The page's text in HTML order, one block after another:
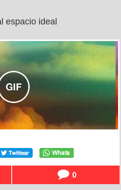
espacio ideal
0